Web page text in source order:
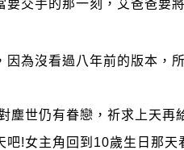
交手的那一刻，艾爸爸
因為沒看過八年前的版本，
世仍有眷戀，祈求上天
!女主角回到10歲生日那天